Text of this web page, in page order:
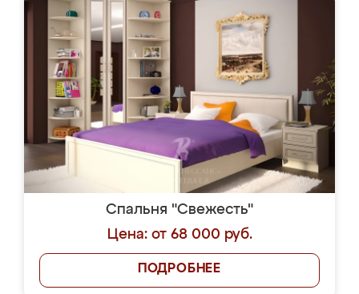
Спальня "Свежесть"
Цена: от 68 000 руб.
ПОДРОБНЕЕ